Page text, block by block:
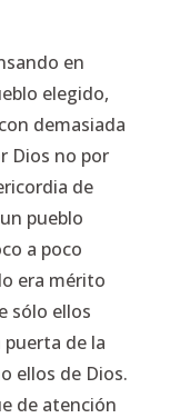
en
elegido,
demasiada
Dios no por
de
pueblo
a poco
era mérito
sólo ellos
de la
ellos de Dios.
de atención